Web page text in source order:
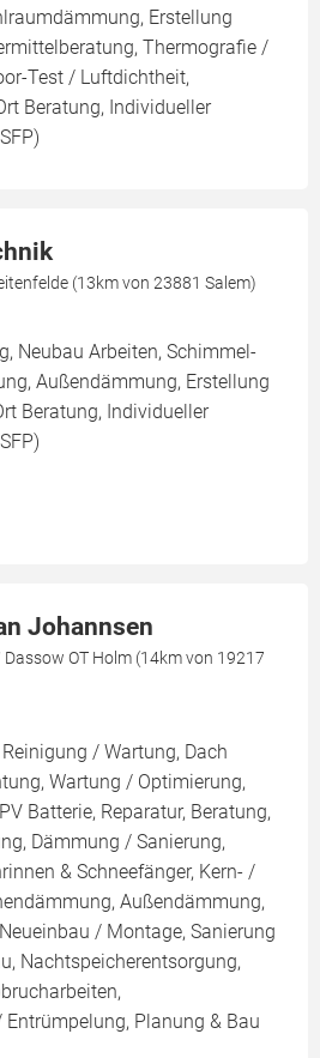
Erstellung
Thermografie /
Test / Luftdichtheit,
Beratung, Individueller
(13km von 23881 Salem)
Neubau Arbeiten, Schimmel-
Außendämmung, Erstellung
Beratung, Individueller
Johannsen
OT Holm (14km von 19217
/ Wartung, Dach
Wartung / Optimierung,
Batterie, Reparatur, Beratung,
Dämmung / Sanierung,
& Schneefänger, Kern- /
Außendämmung,
/ Montage, Sanierung
Nachtspeicherentsorgung,
Planung & Bau